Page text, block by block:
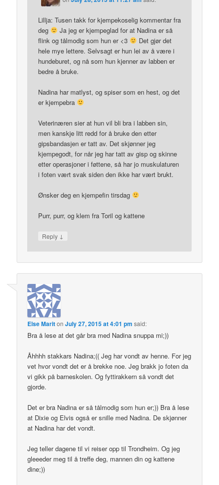
Lillja: Tusen takk for kjempekoselig kommentar fra
deg
Ja jeg er kjempeglad for at Nadina er så
flink og tålmodig som hun er <3
Det gjør det
hele mye lettere. Selvsagt er hun lei av å være i
hundeburet, og nå som hun kjenner av labben er
bedre å bruke.
Nadina har matlyst, og spiser som en hest, og det
er kjempebra
Veterinæren sier at hun vil bli bra i labben sin,
men kanskje litt redd for å bruke den etter
gipsbandasjen er tatt av. Det skjønner jeg
kjempegodt, for når jeg har tatt av gisp og skinne
etter operasjoner i føttene, så har jo muskulaturen
i foten vært svak siden den ikke har vært brukt.
Ønsker deg en kjempefin tirsdag
Purr, purr, og klem fra Toril og kattene
Reply ↓
Else MaritonJuly 27, 2015 at 4:01 pm said:
Bra å lese at det går bra med Nadina snuppa mi;))
Åhhhh stakkars Nadina;(( Jeg har vondt av henne. For jeg
vet hvor vondt det er å brekke noe. Jeg brakk jo foten da
vi gikk på barneskolen. Og fyttirakkern så vondt det
gjorde.
Det er bra Nadina er så tålmodig som hun er;)) Bra å lese
at Dixie og Elvis også er snille med Nadina. De skjønner
at Nadina har det vondt.
Jeg teller dagene til vi reiser opp til Trondheim. Og jeg
gleeeder meg til å treffe deg, mannen din og kattene
dine;))